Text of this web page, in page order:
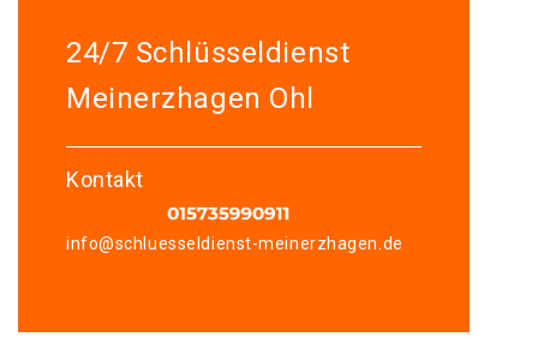
24/7 Schlüsseldienst
Meinerzhagen Ohl
Kontakt
info@schluesseldienst-meinerzhagen.de